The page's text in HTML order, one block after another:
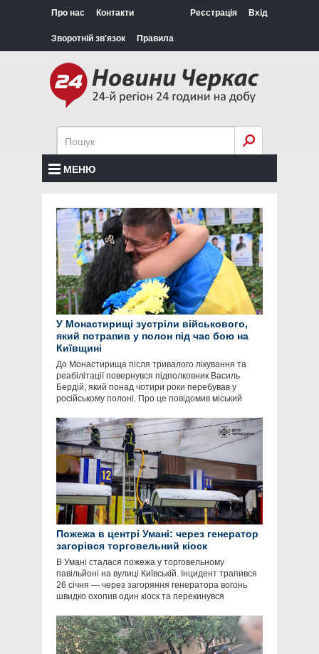
Про нас Контакти
Зворотній зв'язок Правила
Реєстрація Вхід
МЕНЮ
У Монастирищі зустріли військового,
який потрапив у полон під час бою на
Київщині
До Монастирища після тривалого лікування та
реабілітації повернувся підполковник Василь
Бердій, який понад чотири роки перебував у
російському полоні. Про це повідомив міський
Пожежа в центрі Умані: через генератор
загорівся торговельний кіоск
В Умані сталася пожежа у торговельному
павільйоні на вулиці Київській. Інцидент трапився
26 січня — через загоряння генератора вогонь
швидко охопив один кіоск та перекинувся